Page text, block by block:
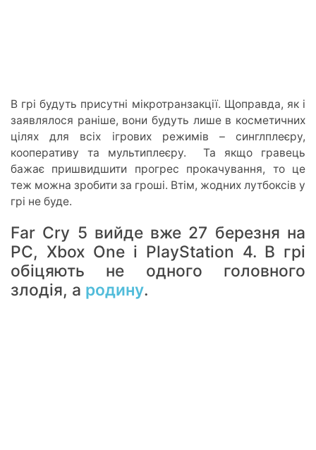
В грі будуть присутні мікротранзакції. Щоправда, як і
заявлялося раніше, вони будуть лише в косметичних
цілях для всіх ігрових режимів – синглплеєру,
кооперативу та мультиплеєру. Та якщо гравець
бажає пришвидшити прогрес прокачування, то це
теж можна зробити за гроші. Втім, жодних лутбоксів у
грі не буде.
Far Cry 5 вийде вже 27 березня на
PC, Xbox One i PlayStation 4. В грі
обіцяють не одного головного
злодія, а родину.